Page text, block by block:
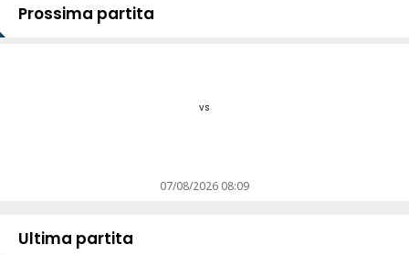
Prossima partita
vs
07/08/2026 08:09
Ultima partita